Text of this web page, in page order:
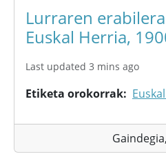
Lurraren
Euskal Herria,
Last updated 3 mins ago
Etiketa orokorrak
Gaindegia,